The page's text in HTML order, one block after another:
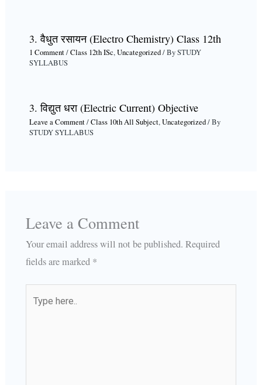
3. वैधुत रसायन (Electro Chemistry) Class 12th
1 Comment/Class 12th ISc,Uncategorized/ BySTUDY
SYLLABUS
3. विद्युत धरा (Electric Current) Objective
Leave a Comment/Class 10th All Subject,Uncategorized/ By
STUDY SYLLABUS
Leave a Comment
Your email address will not be published. Required
fields are marked *
here..